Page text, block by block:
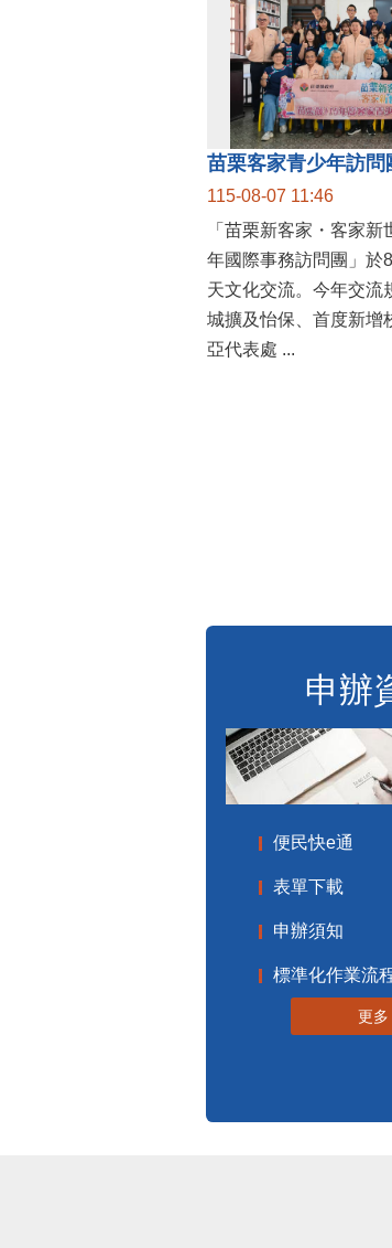
115-08-07 11:46
「苗栗新客家・客家新
年國際事務訪問團」
天文化交流。今年交流
城擴及怡保、首度新增
亞代表處 ...
便民快e通
表單下載
申辦須知
標準化作業流程
更多